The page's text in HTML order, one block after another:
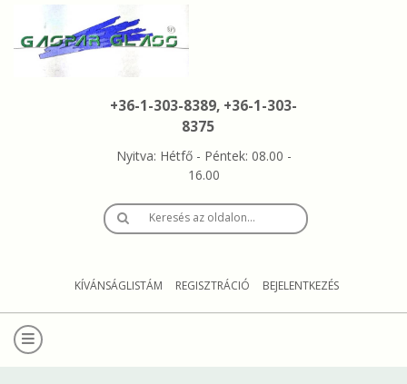
+36-1-303-8389, +36-1-303-
8375
Nyitva: Hétfő - Péntek: 08.00 -
16.00
Keresés az oldalon…
KÍVÁNSÁGLISTÁM REGISZTRÁCIÓ BEJELENTKEZÉS